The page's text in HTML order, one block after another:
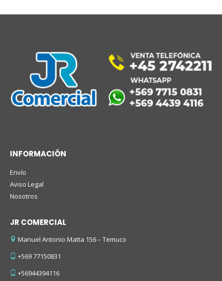
INFORMACIÓN
Envío
Aviso Legal
Nosotros
JR COMERCIAL
Manuel Antonio Matta 156 – Temuco
+569 77150831
+56944394116